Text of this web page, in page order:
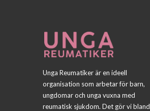
Unga Reumatiker är en ideell
organisation som arbetar för barn,
ungdomar och unga vuxna med
reumatisk sjukdom. Det gör vi bland